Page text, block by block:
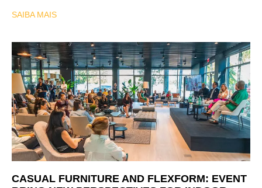
SAIBA MAIS
CASUAL FURNITURE AND FLEXFORM: EVENT